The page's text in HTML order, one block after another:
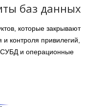
баз данных
которые закрывают
контроля привилегий,
СУБД и операционные